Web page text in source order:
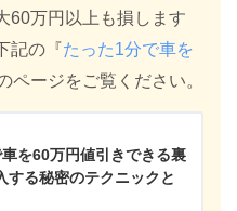
60万円以上も損します
記の『たった1分で車を
ページをご覧ください。
を60万円値引きできる裏
する秘密のテクニックと